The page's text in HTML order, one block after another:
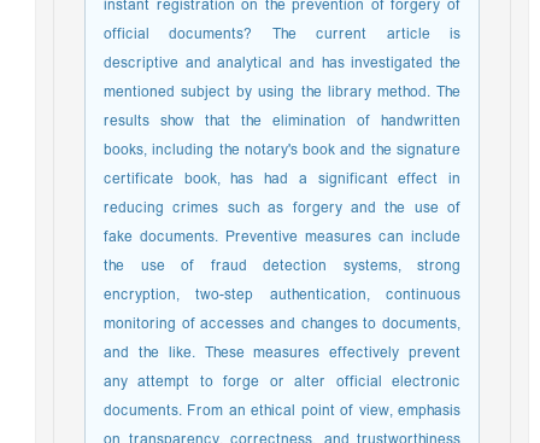
instant registration on the prevention of forgery of
official documents? The current article is
descriptive and analytical and has investigated the
mentioned subject by using the library method. The
results show that the elimination of handwritten
books, including the notary's book and the signature
certificate book, has had a significant effect in
reducing crimes such as forgery and the use of
fake documents. Preventive measures can include
the use of fraud detection systems, strong
encryption, two-step authentication, continuous
monitoring of accesses and changes to documents,
and the like. These measures effectively prevent
any attempt to forge or alter official electronic
documents. From an ethical point of view, emphasis